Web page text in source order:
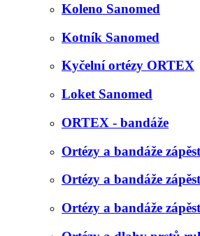
Koleno Sanomed
Kotník Sanomed
Kyčelní ortézy ORTEX
Loket Sanomed
ORTEX - bandáže
Ortézy a bandáže
Ortézy a bandáže
Ortézy a bandáže